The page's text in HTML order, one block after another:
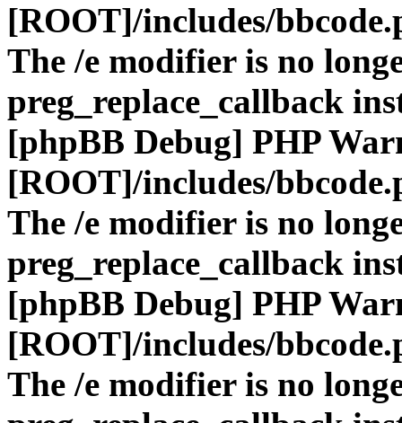
[ROOT]/includes/
The /e modifier is no
preg_replace_callback
[phpBB Debug] PHP
[ROOT]/includes/
The /e modifier is no
preg_replace_callback
[phpBB Debug] PHP
[ROOT]/includes/
The /e modifier is no